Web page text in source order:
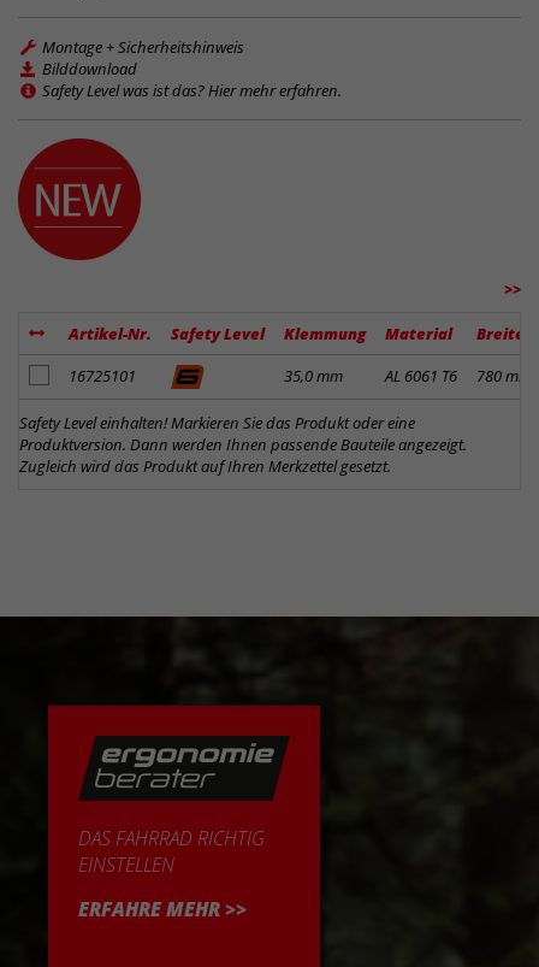
Montage + Sicherheitshinweis
Bilddownload
Safety Level was ist das? Hier mehr erfahren.
>>
Artikel-Nr. Safety Level Klemmung Material
Breite
Artikel zum Merkzettel hinzufügen
16725101 35,0 mm AL 6061 T6 780 mm
Safety Level einhalten! Markieren Sie das Produkt oder eine
Produktversion. Dann werden Ihnen passende Bauteile angezeigt.
Zugleich wird das Produkt auf Ihren Merkzettel gesetzt.
DAS FAHRRAD RICHTIG
EINSTELLEN
ERFAHRE MEHR >>